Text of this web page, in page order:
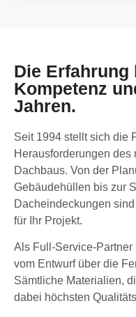
Die Erfahrung
Kompetenz
Jahren.
Seit 1994 stellt sich die
Herausforderungen des
Dachbaus. Von der
Gebäudehüllen bis zur
Dacheindeckungen
für Ihr Projekt.
Als Full-Service-
vom Entwurf über die
Sämtliche Materialien,
dabei höchsten